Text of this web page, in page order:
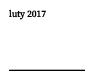
luty 2017